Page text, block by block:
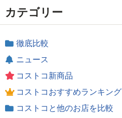
カテゴリー
徹底比較
ニュース
コストコ新商品
コストコおすすめランキング
コストコと他のお店を比較